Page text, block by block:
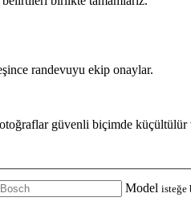
randevuyu ekip onaylar.
güvenli biçimde küçültülür
Model isteğe